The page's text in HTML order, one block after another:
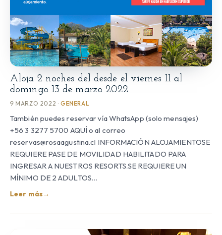
Aloja 2 noches del desde el viernes 11 al
domingo 13 de marzo 2022
9 MARZO 2022 · GENERAL
También puedes reservar vía WhatsApp (solo mensajes)
+56 3 3277 5700 AQUÍ o al correo
reservas@rosaagustina.cl INFORMACIÓN ALOJAMIENTOSE
REQUIERE PASE DE MOVILIDAD HABILITADO PARA
INGRESAR A NUESTROS RESORTS.SE REQUIERE UN
MÍNIMO DE 2 ADULTOS…
Leer más→